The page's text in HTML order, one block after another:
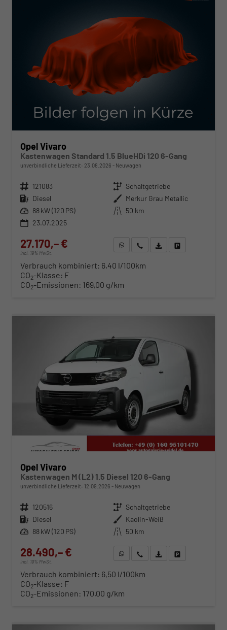
Opel Vivaro
Kastenwagen Standard 1.5 BlueHDi 120 6-Gang
unverbindliche Lieferzeit: 23.08.2026 Neuwagen
Fahrzeugnr. 121083 Getriebe Schaltgetriebe
Kraftstoff Diesel Außenfarbe Merkur Grau Metallic
Leistung 88 kW (120 PS) Kilometerstand 50 km
23.07.2025
27.170,– €
incl. 19% MwSt.
WhatsApp anfragen
Wir rufen Sie anFahrzeugexposé (PDF)
Verbrauch kombiniert: 6,40 l/100km
CO2-Klasse: F
CO2-Emissionen: 169,00 g/km
Opel Vivaro
Kastenwagen M (L2) 1.5 Diesel 120 6-Gang
unverbindliche Lieferzeit: 12.09.2026 Neuwagen
Fahrzeugnr. 120516 Getriebe Schaltgetriebe
Kraftstoff Diesel Außenfarbe Kaolin-Weiß
Leistung 88 kW (120 PS) Kilometerstand 50 km
28.490,– €
incl. 19% MwSt.
WhatsApp anfragen
Wir rufen Sie anFahrzeugexposé (PDF)
Verbrauch kombiniert: 6,50 l/100km
CO2-Klasse: F
CO2-Emissionen: 170,00 g/km